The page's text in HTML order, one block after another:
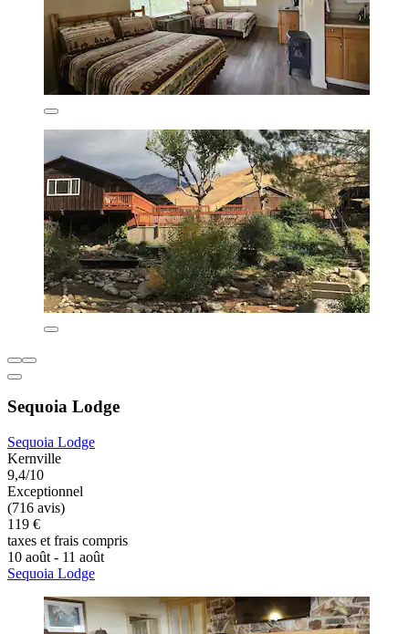
Sequoia Lodge
Sequoia Lodge
Kernville
9,4/10
Exceptionnel
(716 avis)
119 €
taxes et frais compris
10 août - 11 août
Sequoia Lodge